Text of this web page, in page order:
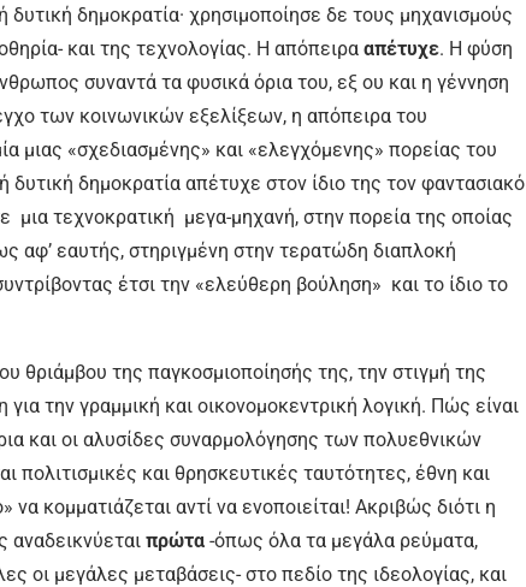
δυτική δημοκρατία· χρησιμοποίησε δε τους μηχανισμούς
και της τεχνολογίας. Η απόπειρα απέτυχε. Η φύση
συναντά τα φυσικά όρια του, εξ ου και η γέννηση
των κοινωνικών εξελίξεων, η απόπειρα του
μιας «σχεδιασμένης» και «ελεγχόμενης» πορείας του
δημοκρατία απέτυχε στον ίδιο της τον φαντασιακό
τεχνοκρατική μεγα-μηχανή, στην πορεία της οποίας
αφ’ εαυτής, στηριγμένη στην τερατώδη διαπλοκή
έτσι την «ελεύθερη βούληση» και το ίδιο το
θριάμβου της παγκοσμιοποίησής της, την στιγμή της
την γραμμική και οικονομοκεντρική λογική. Πώς είναι
και οι αλυσίδες συναρμολόγησης των πολυεθνικών
πολιτισμικές και θρησκευτικές ταυτότητες, έθνη και
κομματιάζεται αντί να ενοποιείται! Ακριβώς διότι η
αναδεικνύεται πρώτα -όπως όλα τα μεγάλα ρεύματα,
οι μεγάλες μεταβάσεις- στο πεδίο της ιδεολογίας, και